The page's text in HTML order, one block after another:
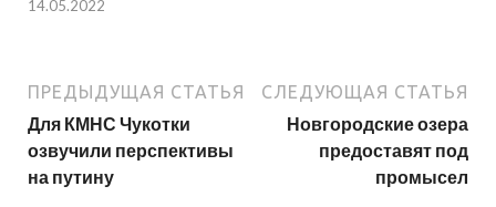
14.05.2022
ПРЕДЫДУЩАЯ СТАТЬЯ
Для КМНС Чукотки
озвучили перспективы
на путину
СЛЕДУЮЩАЯ СТАТЬЯ
Новгородские озера
предоставят под
промысел